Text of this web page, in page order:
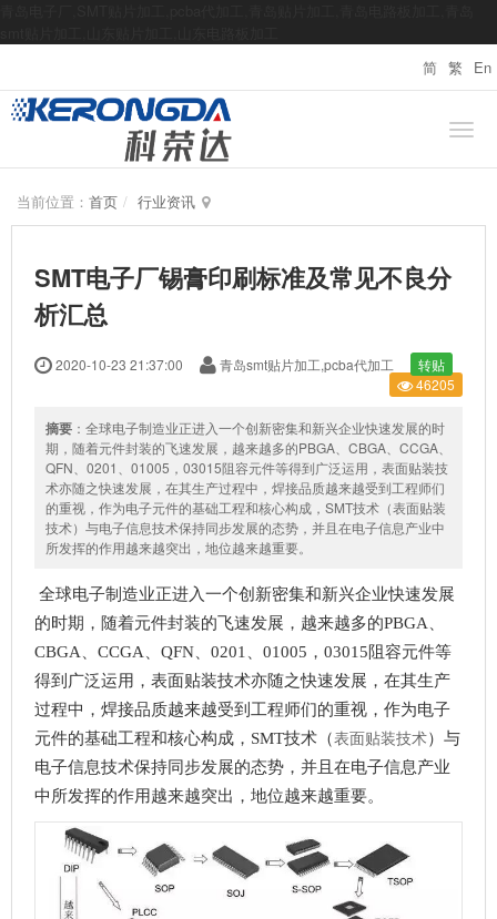
简 繁 En
当前位置： 首页 行业资讯
SMT电子厂锡膏印刷标准及常见不良分
析汇总
2020-10-23 21:37:00 青岛smt贴片加工,pcba代加工
转贴
46205
摘要 ：全球电子制造业正进入一个创新密集和新兴企业快速发展的时
期，随着元件封装的飞速发展，越来越多的PBGA、CBGA、CCGA、
QFN、0201、01005，03015阻容元件等得到广泛运用，表面贴装技
术亦随之快速发展，在其生产过程中，焊接品质越来越受到工程师们
的重视，作为电子元件的基础工程和核心构成，SMT技术（表面贴装
技术）与电子信息技术保持同步发展的态势，并且在电子信息产业中
所发挥的作用越来越突出，地位越来越重要。
全球电子制造业正进入一个创新密集和新兴企业快速发展
的时期，随着元件封装的飞速发展，越来越多的PBGA、
CBGA、CCGA、QFN、0201、01005，03015阻容元件等
得到广泛运用，表面贴装技术亦随之快速发展，在其生产
过程中，焊接品质越来越受到工程师们的重视 ， 作为电子
元件的基础工程和核心构成，SMT技术（表面贴装技术）与
电子信息技术保持同步发展的态势，并且在电子信息产业
中所发挥的作用越来越突出，地位越来越重要。